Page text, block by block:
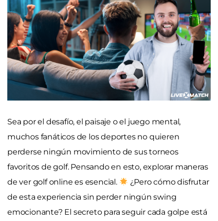
Sea por el desafío, el paisaje o el juego mental,
muchos fanáticos de los deportes no quieren
perderse ningún movimiento de sus torneos
favoritos de golf. Pensando en esto, explorar maneras
de ver golf online es esencial.
¿Pero cómo disfrutar
de esta experiencia sin perder ningún swing
emocionante? El secreto para seguir cada golpe está